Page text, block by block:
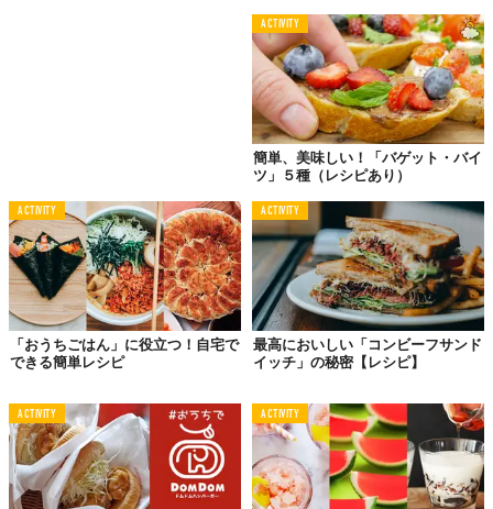
©2020 NEW STANDARD
つけダレに粘性が足りないぶん、あらかじめ刻
み海苔をタレの中に入れることで麺を持ち上げ
たとき、やわらかくなった海苔が絡んでくると
ACTIVITY
簡単、美味しい！「バゲット・バイ
ツ」５種（レシピあり）
ACTIVITY
「おうちごはん」に役立つ！自宅で
できる簡単レシピ
ACTIVITY
最高においしい「コンビーフサンド
イッチ」の秘密【レシピ】
ACTIVITY ACTIVITY